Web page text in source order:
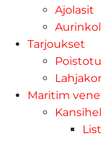
Ajolasit
Tarjoukset
Maritim